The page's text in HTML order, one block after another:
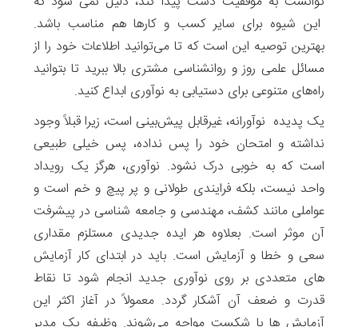
این شیوه برای سایر کسب و کارها هم مناسب باشد.
بهترین توصیه این است که تا می‌توانید اطلاعات خود را از
مسائل علمی روز و روانشناسی مشتری بالا ببرید تا بتوانید
راه‌های متنوعی برای دستیابی به نوآوری ابداع کنید.
یک پدیده نوآورانه، غیرقابل‌ پیش‌بینی است، زیرا قبلاً وجود
نداشته و امتحان خود را پس نداده، پس خیلی طبیعی
است که به خوبی درک نشود. نوآوری، هرگز یک رویداد
واحد نیست، بلکه فرایندی طولانی و پر پیچ و خم است و
عواملی مانند کشف، مهندسی و جامعه شناسی در پیشرفت
آن موثر است. بعلاوه هر ایده جدیدی مستلزم مقداری
سعی و خطا و آزمایش است. باید در ابتدای کار آزمایش
های متعددی بر روی نوآوری جدید انجام شود تا نقاط
قدرت و ضعف آن آشکار گردد. معمولاً در آغاز اکثر این